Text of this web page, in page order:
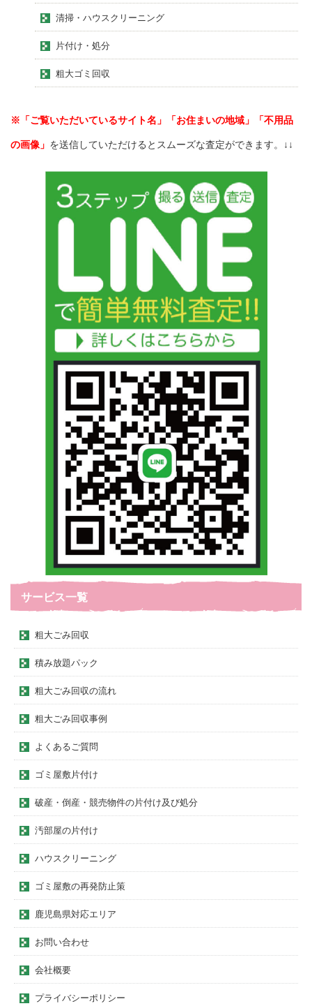
清掃・ハウスクリーニング
片付け・処分
粗大ゴミ回収
※「ご覧いただいているサイト名」「お住まいの地域」「不用品
の画像」 を送信していただけるとスムーズな査定ができます。↓↓
サービス一覧
粗大ごみ回収
積み放題パック
粗大ごみ回収の流れ
粗大ごみ回収事例
よくあるご質問
ゴミ屋敷片付け
破産・倒産・競売物件の片付け及び処分
汚部屋の片付け
ハウスクリーニング
ゴミ屋敷の再発防止策
鹿児島県対応エリア
お問い合わせ
会社概要
プライバシーポリシー